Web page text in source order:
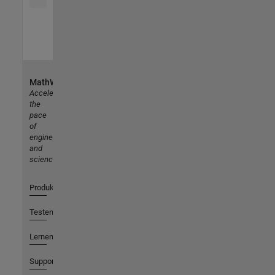
MathWorks
Accelerating
the
pace
of
engineering
and
science
Produkte
Testen oder Kaufen
Lernen
Support